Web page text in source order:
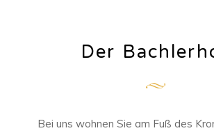
Der
Bei uns wohnen Sie am Fuß des